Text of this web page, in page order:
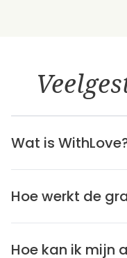
Wat is
Hoe werkt de
Hoe kan ik mijn